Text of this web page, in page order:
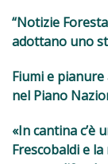
“Notizie
adottano uno
Fiumi e
nel Piano
«In cantina c’è
Frescobaldi e